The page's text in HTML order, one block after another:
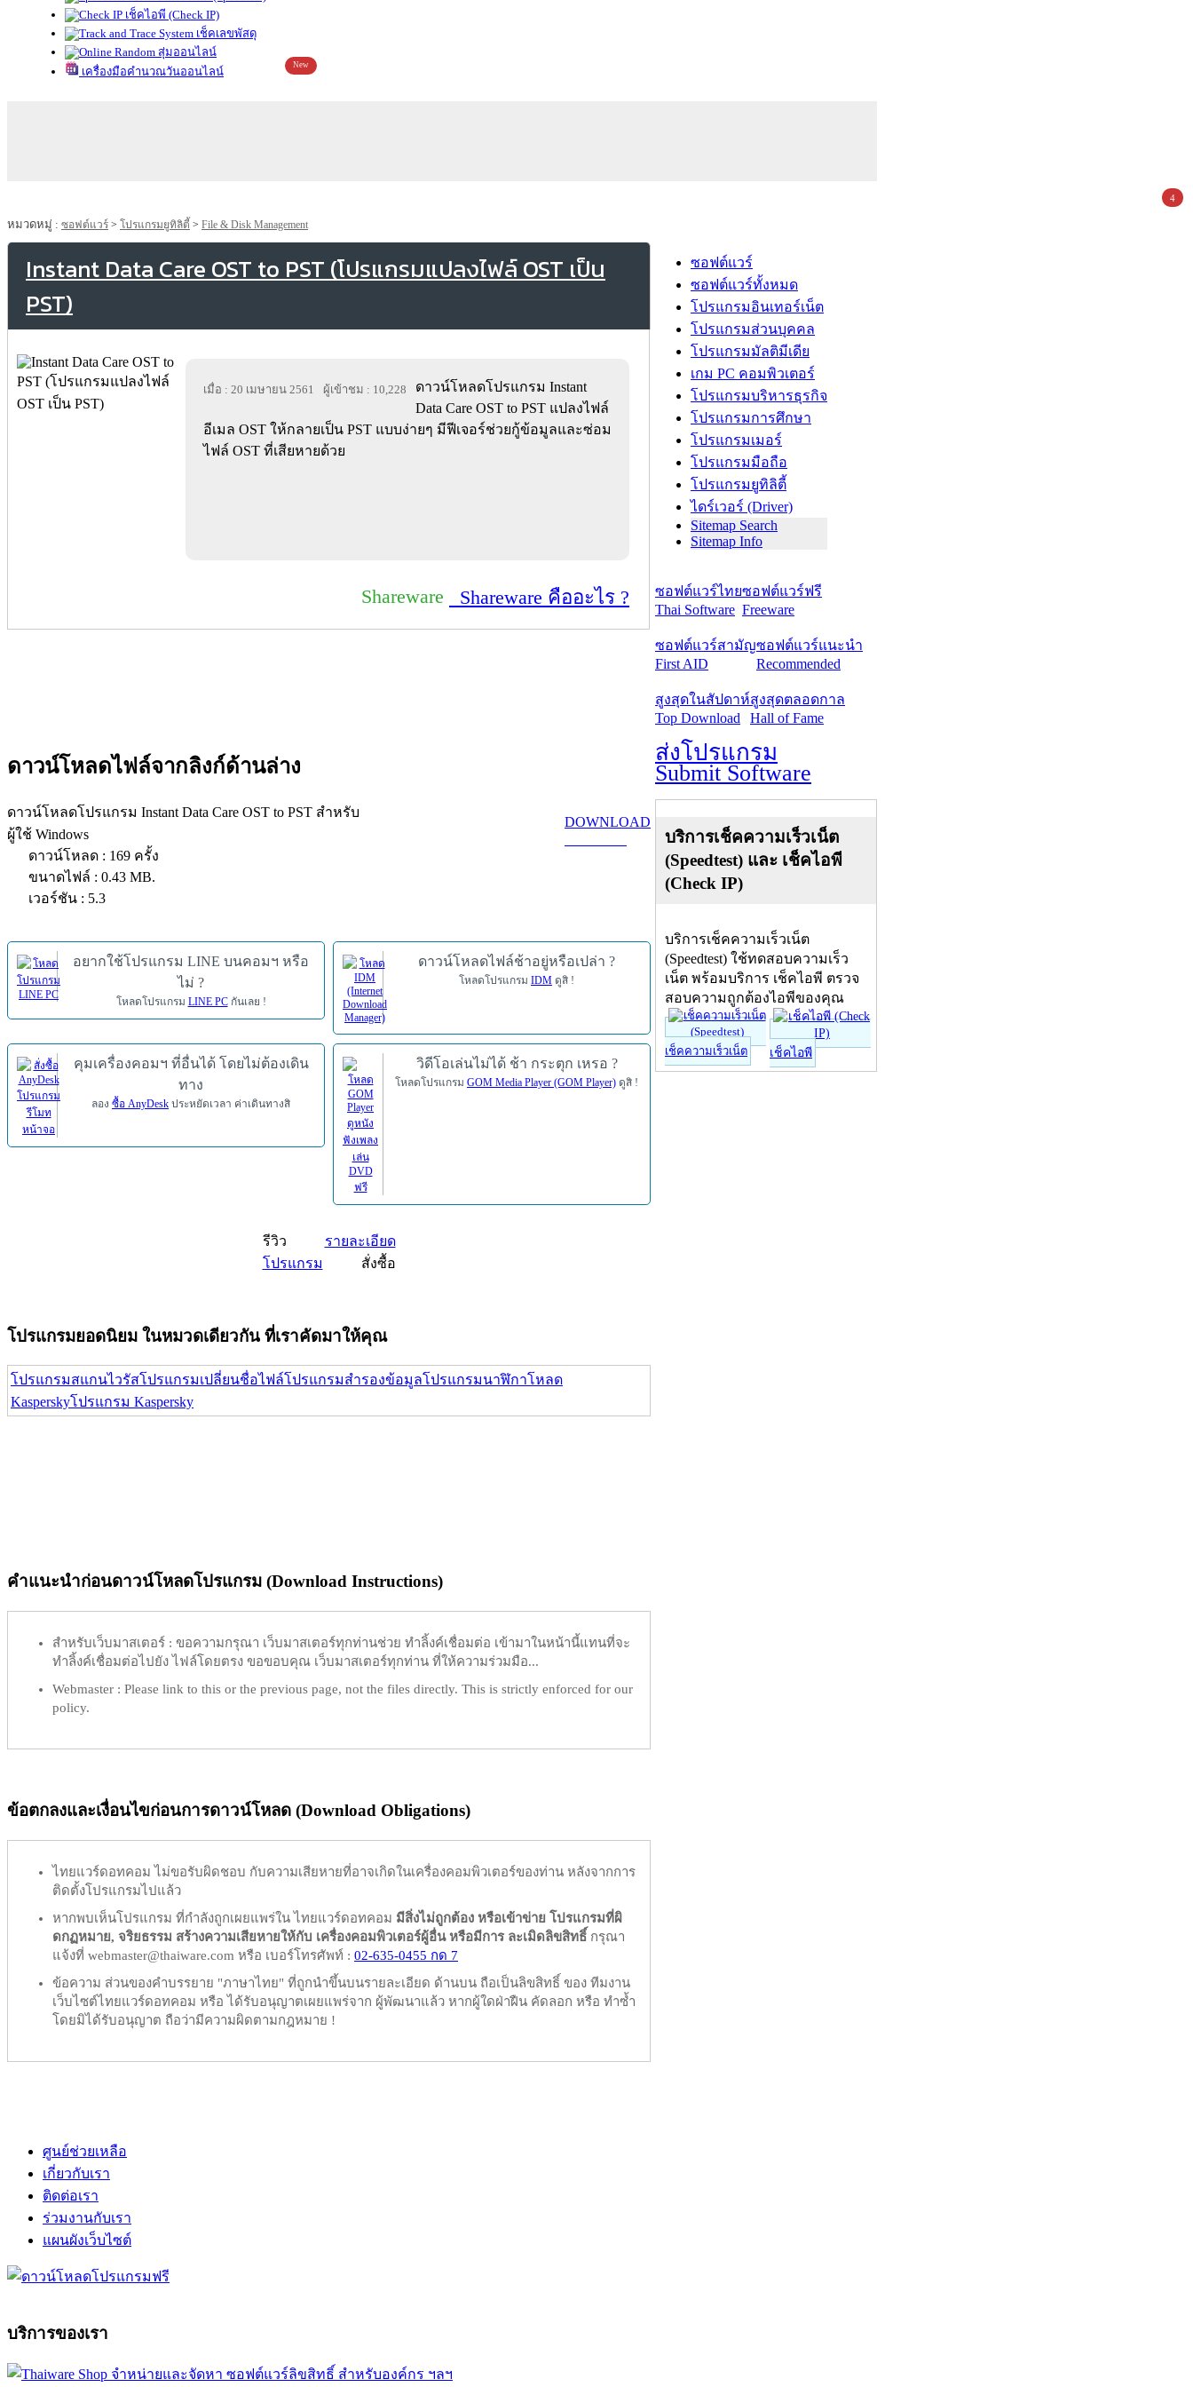
เช็คไอพี (Check IP)
เช็คเลขพัสดุ
สุ่มออนไลน์
เครื่องมือคำนวณวันออนไลน์
New
หมวดหมู่ : ซอฟต์แวร์ > โปรแกรมยูทิลิตี้ > File & Disk Management
Instant Data Care OST to PST (โปรแกรมแปลงไฟล์ OST เป็น
PST)
เมื่อ : 20 เมษายน 2561 ผู้เข้าชม : 10,228
ดาวน์โหลดโปรแกรม Instant
Data Care OST to PST แปลงไฟล์
อีเมล OST ให้กลายเป็น PST แบบง่ายๆ มีฟีเจอร์ช่วยกู้ข้อมูลและซ่อม
ไฟล์ OST ที่เสียหายด้วย
Shareware Shareware คืออะไร ?
ดาวน์โหลดไฟล์จากลิงก์ด้านล่าง
ดาวน์โหลดโปรแกรม Instant Data Care OST to PST สำหรับ
ผู้ใช้ Windows
ดาวน์โหลด : 169 ครั้ง
ขนาดไฟล์ : 0.43 MB.
เวอร์ชัน : 5.3
DOWNLOAD
อยากใช้โปรแกรม LINE บนคอมฯ หรือ
ไม่ ?
โหลดโปรแกรม LINE PCกันเลย !
ดาวน์โหลดไฟล์ช้าอยู่หรือเปล่า ?
โหลดโปรแกรม IDM ดูสิ !
คุมเครื่องคอมฯ ที่อื่นได้ โดยไม่ต้องเดิน
ทาง
ลอง ซื้อ AnyDesk ประหยัดเวลา ค่าเดินทางสิ
วิดีโอเล่นไม่ได้ ช้า กระตุก เหรอ ?
โหลดโปรแกรม GOM Media Player (GOM Player) ดูสิ !
รีวิว
รายละเอียด
โปรแกรม
สั่งซื้อ
โปรแกรมยอดนิยม ในหมวดเดียวกัน ที่เราคัดมาให้คุณ
โปรแกรมสแกนไวรัสโปรแกรมเปลี่ยนชื่อไฟล์โปรแกรมสำรองข้อมูลโปรแกรมนาฬิกาโหลด
Kasperskyโปรแกรม Kaspersky
คำแนะนำก่อนดาวน์โหลดโปรแกรม (Download Instructions)
สำหรับเว็บมาสเตอร์ : ขอความกรุณา เว็บมาสเตอร์ทุกท่านช่วย ทำลิ้งค์เชื่อมต่อ เข้ามาในหน้านี้แทนที่จะ
ทำลิ้งค์เชื่อมต่อไปยัง ไฟล์โดยตรง ขอขอบคุณ เว็บมาสเตอร์ทุกท่าน ที่ให้ความร่วมมือ...
Webmaster : Please link to this or the previous page, not the files directly. This is strictly enforced for our
policy.
ข้อตกลงและเงื่อนไขก่อนการดาวน์โหลด (Download Obligations)
ไทยแวร์ดอทคอม ไม่ขอรับผิดชอบ กับความเสียหายที่อาจเกิดในเครื่องคอมพิวเตอร์ของท่าน หลังจากการ
ติดตั้งโปรแกรมไปแล้ว
หากพบเห็นโปรแกรม ที่กำลังถูกเผยแพร่ใน ไทยแวร์ดอทคอม มีสิ่งไม่ถูกต้อง หรือเข้าข่าย โปรแกรมที่ผิ
ดกฏหมาย, จริยธรรม สร้างความเสียหายให้กับ เครื่องคอมพิวเตอร์ผู้อื่น หรือมีการ ละเมิดลิขสิทธิ์ กรุณา
แจ้งที่ webmaster@thaiware.com หรือ เบอร์โทรศัพท์ : 02-635-0455 กด 7
ข้อความ ส่วนของคำบรรยาย "ภาษาไทย" ที่ถูกนำขึ้นบนรายละเอียด ด้านบน ถือเป็นลิขสิทธิ์ ของ ทีมงาน
เว็บไซต์ไทยแวร์ดอทคอม หรือ ได้รับอนุญาตเผยแพร่จาก ผู้พัฒนาแล้ว หากผู้ใดฝ่าฝืน คัดลอก หรือ ทำซ้ำ
โดยมิได้รับอนุญาต ถือว่ามีความผิดตามกฎหมาย !
ซอฟต์แวร์
ซอฟต์แวร์ทั้งหมด
โปรแกรมอินเทอร์เน็ต
โปรแกรมส่วนบุคคล
โปรแกรมมัลติมีเดีย
เกม PC คอมพิวเตอร์
โปรแกรมบริหารธุรกิจ
โปรแกรมการศึกษา
โปรแกรมเมอร์
โปรแกรมมือถือ
โปรแกรมยูทิลิตี้
ไดร์เวอร์ (Driver)
Sitemap Search
Sitemap Info
ซอฟต์แวร์ไทย
Thai Software
ซอฟต์แวร์ฟรี
Freeware
ซอฟต์แวร์สามัญ
First AID
ซอฟต์แวร์แนะนำ
Recommended
สูงสุดในสัปดาห์
Top Download
สูงสุดตลอดกาล
Hall of Fame
ส่งโปรแกรม
Submit Software
บริการเช็คความเร็วเน็ต
(Speedtest) และ เช็คไอพี
(Check IP)
บริการเช็คความเร็วเน็ต
(Speedtest) ใช้ทดสอบความเร็ว
เน็ต พร้อมบริการ เช็คไอพี ตรวจ
สอบความถูกต้องไอพีของคุณ
เช็คความเร็วเน็ต เช็คไอพี
ศูนย์ช่วยเหลือ
เกี่ยวกับเรา
ติดต่อเรา
ร่วมงานกับเรา
4
แผนผังเว็บไซต์
บริการของเรา